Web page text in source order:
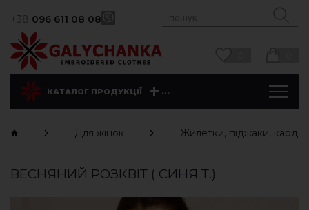
+38 096 611 08 08
КАТАЛОГ ПРОДУКЦІЇ ...
Для жінок Жилетки, піджаки,
ВЕСНЯНИЙ РОЗКВІТ ( СИНЯ Т.)